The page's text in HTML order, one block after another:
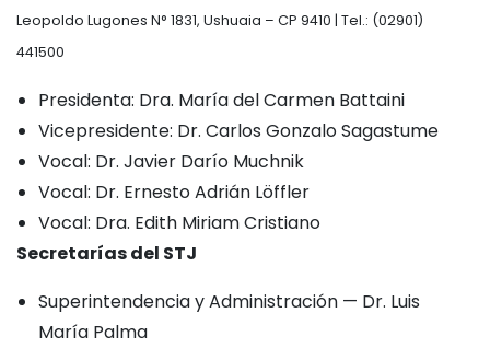
Leopoldo Lugones N° 1831, Ushuaia – CP 9410 | Tel.: (02901)
441500
Presidenta: Dra. María del Carmen Battaini
Vicepresidente: Dr. Carlos Gonzalo Sagastume
Vocal: Dr. Javier Darío Muchnik
Vocal: Dr. Ernesto Adrián Löffler
Vocal: Dra. Edith Miriam Cristiano
Secretarías del STJ
Superintendencia y Administración — Dr. Luis
María Palma